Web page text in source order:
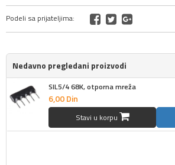
Podeli sa prijateljima:
Nedavno pregledani proizvodi
SIL5/4 68K, otporna mreža
6,00Din
Stavi u korpu